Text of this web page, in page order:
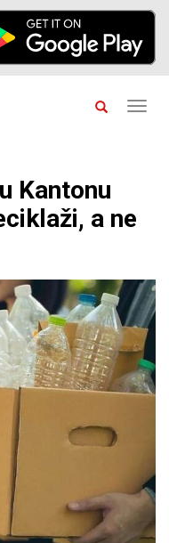
Kantonu
a ne